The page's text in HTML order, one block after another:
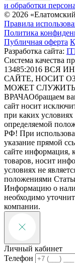
и обработки
© 2026
Правила
Политика
Публичная оферта
Разработка сайта:
Система качества
13485:2016 ВСЯ
САЙТЕ, НОСИТ
МОЖЕТ
ВРАЧАОбращаем
сайт носит
при каких
определяемой
РФ! При
указание прямой
сайте информация,
товаров, носит
условиях не
положениями
Информацию о
необходимо
компании.
Личный кабинет
Телефон